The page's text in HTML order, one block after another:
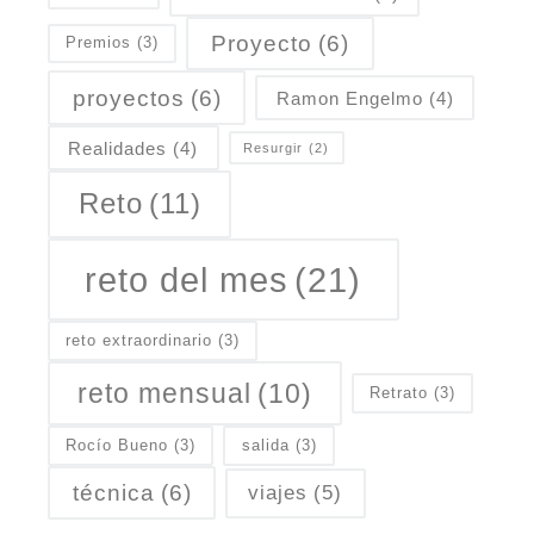
Premios (3) Proyecto (6)
proyectos (6) Ramon Engelmo (4)
Realidades (4) Resurgir (2)
Reto (11)
reto del mes (21)
reto extraordinario (3)
reto mensual (10) Retrato (3)
Rocío Bueno (3) salida (3)
técnica (6) viajes (5)